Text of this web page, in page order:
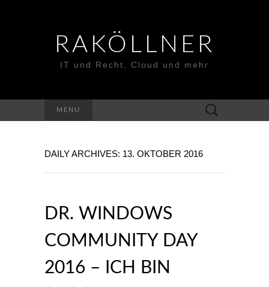
RAKÖLLNER
IT und Recht, Cloud und mehr
MENU
Suchen
nach:
DAILY ARCHIVES: 13. OKTOBER 2016
DR. WINDOWS
COMMUNITY DAY
2016 – ICH BIN